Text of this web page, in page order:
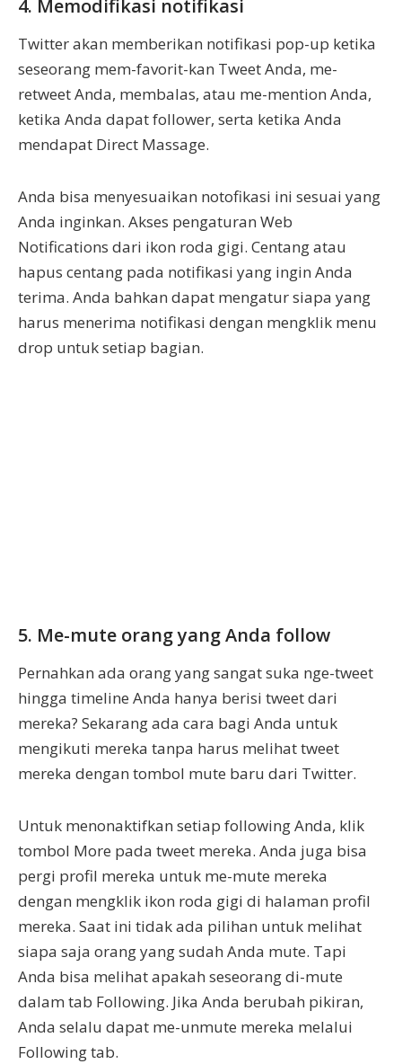
4. Memodifikasi notifikasi
Twitter akan memberikan notifikasi pop-up ketika
seseorang mem-favorit-kan Tweet Anda, me-
retweet Anda, membalas, atau me-mention Anda,
ketika Anda dapat follower, serta ketika Anda
mendapat Direct Massage.
Anda bisa menyesuaikan notofikasi ini sesuai yang
Anda inginkan. Akses pengaturan Web
Notifications dari ikon roda gigi. Centang atau
hapus centang pada notifikasi yang ingin Anda
terima. Anda bahkan dapat mengatur siapa yang
harus menerima notifikasi dengan mengklik menu
drop untuk setiap bagian.
5. Me-mute orang yang Anda follow
Pernahkan ada orang yang sangat suka nge-tweet
hingga timeline Anda hanya berisi tweet dari
mereka? Sekarang ada cara bagi Anda untuk
mengikuti mereka tanpa harus melihat tweet
mereka dengan tombol mute baru dari Twitter.
Untuk menonaktifkan setiap following Anda, klik
tombol More pada tweet mereka. Anda juga bisa
pergi profil mereka untuk me-mute mereka
dengan mengklik ikon roda gigi di halaman profil
mereka. Saat ini tidak ada pilihan untuk melihat
siapa saja orang yang sudah Anda mute. Tapi
Anda bisa melihat apakah seseorang di-mute
dalam tab Following. Jika Anda berubah pikiran,
Anda selalu dapat me-unmute mereka melalui
Following tab.